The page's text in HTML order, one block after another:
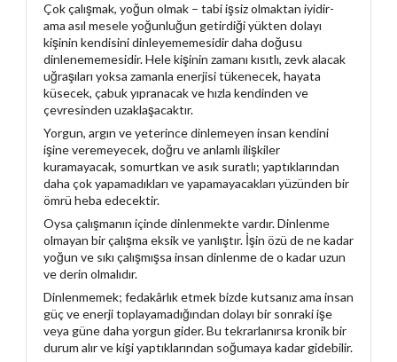
Çok çalışmak, yoğun olmak – tabi işsiz olmaktan iyidir-
ama asıl mesele yoğunluğun getirdiği yükten dolayı
kişinin kendisini dinleyememesidir daha doğusu
dinlenememesidir. Hele kişinin zamanı kısıtlı, zevk alacak
uğraşıları yoksa zamanla enerjisi tükenecek, hayata
küsecek, çabuk yıpranacak ve hızla kendinden ve
çevresinden uzaklaşacaktır.
Yorgun, argın ve yeterince dinlemeyen insan kendini
işine veremeyecek, doğru ve anlamlı ilişkiler
kuramayacak, somurtkan ve asık suratlı; yaptıklarından
daha çok yapamadıkları ve yapamayacakları yüzünden bir
ömrü heba edecektir.
Oysa çalışmanın içinde dinlenmekte vardır. Dinlenme
olmayan bir çalışma eksik ve yanlıştır. İşin özü de ne kadar
yoğun ve sıkı çalışmışsa insan dinlenme de o kadar uzun
ve derin olmalıdır.
Dinlenmemek; fedakârlık etmek bizde kutsanız ama insan
güç ve enerji toplayamadığından dolayı bir sonraki işe
veya güne daha yorgun gider. Bu tekrarlanırsa kronik bir
durum alır ve kişi yaptıklarından soğumaya kadar gidebilir.